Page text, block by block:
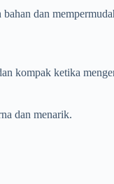
dan
kompak ketika
dan menarik.